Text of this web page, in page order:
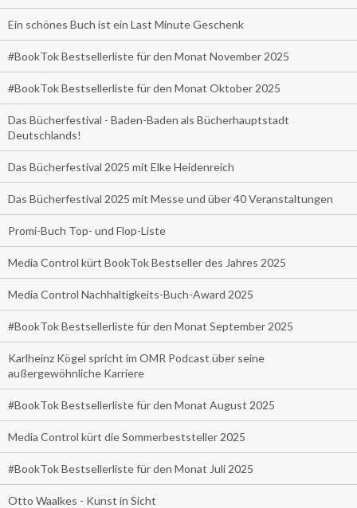
Ein schönes Buch ist ein Last Minute Geschenk
#BookTok Bestsellerliste für den Monat November 2025
#BookTok Bestsellerliste für den Monat Oktober 2025
Das Bücherfestival - Baden-Baden als Bücherhauptstadt
Deutschlands!
Das Bücherfestival 2025 mit Elke Heidenreich
Das Bücherfestival 2025 mit Messe und über 40 Veranstaltungen
Promi-Buch Top- und Flop-Liste
Media Control kürt BookTok Bestseller des Jahres 2025
Media Control Nachhaltigkeits-Buch-Award 2025
#BookTok Bestsellerliste für den Monat September 2025
Karlheinz Kögel spricht im OMR Podcast über seine
außergewöhnliche Karriere
#BookTok Bestsellerliste für den Monat August 2025
Media Control kürt die Sommerbeststeller 2025
#BookTok Bestsellerliste für den Monat Juli 2025
Otto Waalkes - Kunst in Sicht